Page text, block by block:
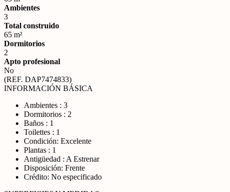
Ambientes
3
Total construido
65 m²
Dormitorios
2
Apto profesional
No
(REF. DAP7474833)
INFORMACIÓN BÁSICA
Ambientes : 3
Dormitorios : 2
Baños : 1
Toilettes : 1
Condición: Excelente
Plantas : 1
Antigüedad : A Estrenar
Disposición: Frente
Crédito: No especificado